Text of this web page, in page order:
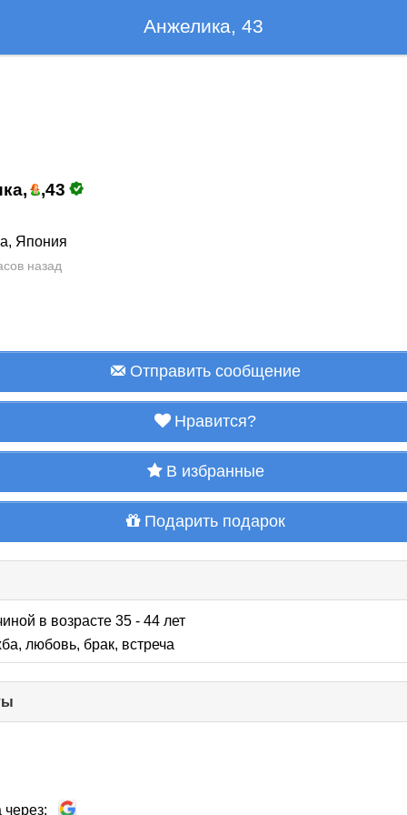
Анжелика, 43
,43
Япония
назад
Отправить сообщение
Нравится?
В избранные
Подарить подарок
в возрасте 35 - 44 лет
любовь, брак, встреча
to